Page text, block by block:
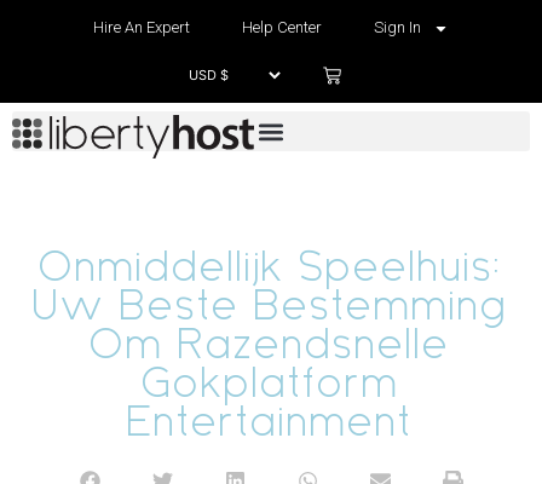
Hire An Expert Help Center Sign In
Onmiddellijk Speelhuis:
Uw Beste Bestemming
Om Razendsnelle
Gokplatform
Entertainment